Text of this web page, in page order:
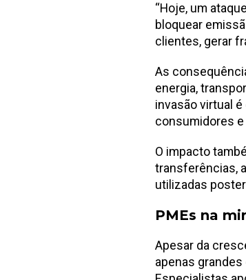
“Hoje, um
bloquear
clientes, gerar
As
energia,
invasão virtual
consumidores
O impacto
transferências,
utilizadas
PMEs na
Apesar da
apenas